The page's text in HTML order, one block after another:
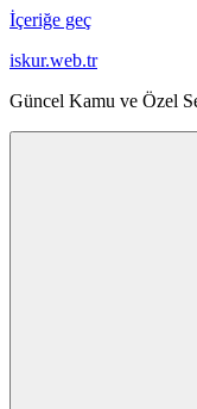
İçeriğe geç
iskur.web.tr
Güncel Kamu ve Özel